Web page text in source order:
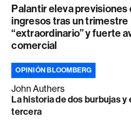
Palantir eleva previsiones
ingresos tras un trimestre
“extraordinario” y fuerte
comercial
OPINIÓN BLOOMBERG
John Authers
La historia de dos burbujas y
tercera